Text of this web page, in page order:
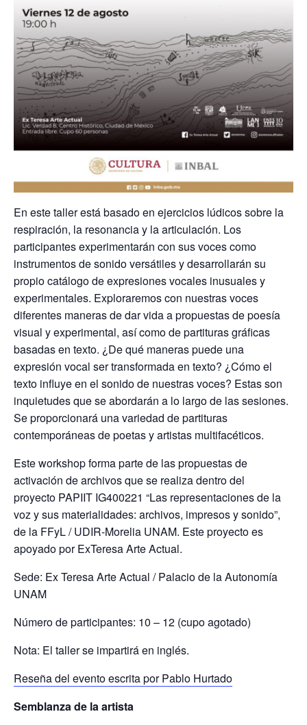
En este taller está basado en ejercicios lúdicos sobre la
respiración, la resonancia y la articulación. Los
participantes experimentarán con sus voces como
instrumentos de sonido versátiles y desarrollarán su
propio catálogo de expresiones vocales inusuales y
experimentales. Exploraremos con nuestras voces
diferentes maneras de dar vida a propuestas de poesía
visual y experimental, así como de partituras gráficas
basadas en texto. ¿De qué maneras puede una
expresión vocal ser transformada en texto? ¿Cómo el
texto influye en el sonido de nuestras voces? Estas son
inquietudes que se abordarán a lo largo de las sesiones.
Se proporcionará una variedad de partituras
contemporáneas de poetas y artistas multifacéticos.
Este workshop forma parte de las propuestas de
activación de archivos que se realiza dentro del
proyecto PAPIIT IG400221 “Las representaciones de la
voz y sus materialidades: archivos, impresos y sonido”,
de la FFyL / UDIR-Morelia UNAM. Este proyecto es
apoyado por ExTeresa Arte Actual.
Sede: Ex Teresa Arte Actual / Palacio de la Autonomía
UNAM
Número de participantes: 10 – 12 (cupo agotado)
Nota: El taller se impartirá en inglés.
Reseña del evento escrita por Pablo Hurtado
Semblanza de la artista